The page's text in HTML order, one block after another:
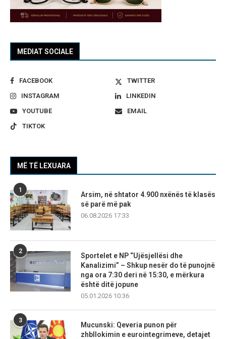
MEDIAT SOCIALE
FACEBOOK
TWITTER
INSTAGRAM
LINKEDIN
YOUTUBE
EMAIL
TIKTOK
MË TË LEXUARA
1
Arsim, në shtator 4.900 nxënës të klasës
së parë më pak
06.08.2026 17:33
2
Sportelet e NP “Ujësjellësi dhe
Kanalizimi” – Shkup nesër do të punojnë
nga ora 7:30 deri në 15:30, e mërkura
është ditë jopune
05.01.2026 10:36
3
Mucunski: Qeveria punon për
zhbllokimin e eurointegrimeve, detajet